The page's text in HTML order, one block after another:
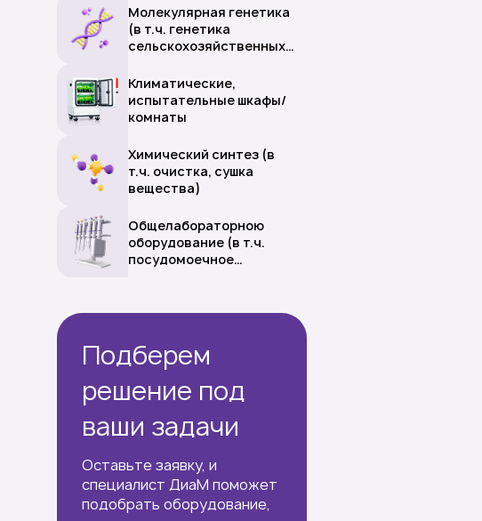
Молекулярная генетика
(в т.ч. генетика
сельскохозяйственных
Климатические,
испытательные шкафы/
комнаты
Химический синтез (в
т.ч. очистка, сушка
вещества)
Общелабораторною
оборудование (в т.ч.
посудомоечное
Подберем
решение под
ваши задачи
Оставьте заявку, и
специалист ДиаМ поможет
подобрать оборудование,